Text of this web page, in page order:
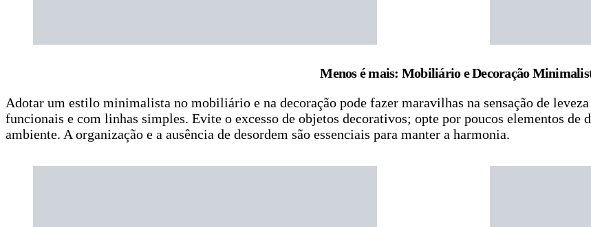
Menos é mais: Mobiliário e Decoração
Adotar um estilo minimalista no mobiliário e na decoração pode fazer maravilhas na sensação de
funcionais e com linhas simples. Evite o excesso de objetos decorativos; opte por poucos elementos de
ambiente. A organização e a ausência de desordem são essenciais para manter a harmonia.